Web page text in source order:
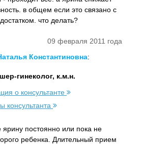
в общем если это связано с
что делать?
09 февраля 2011 года
Константиновна:
гинеколог, к.м.н.
о консультанте
консультанта
постоянно или пока не
ребенка. Длительный прием